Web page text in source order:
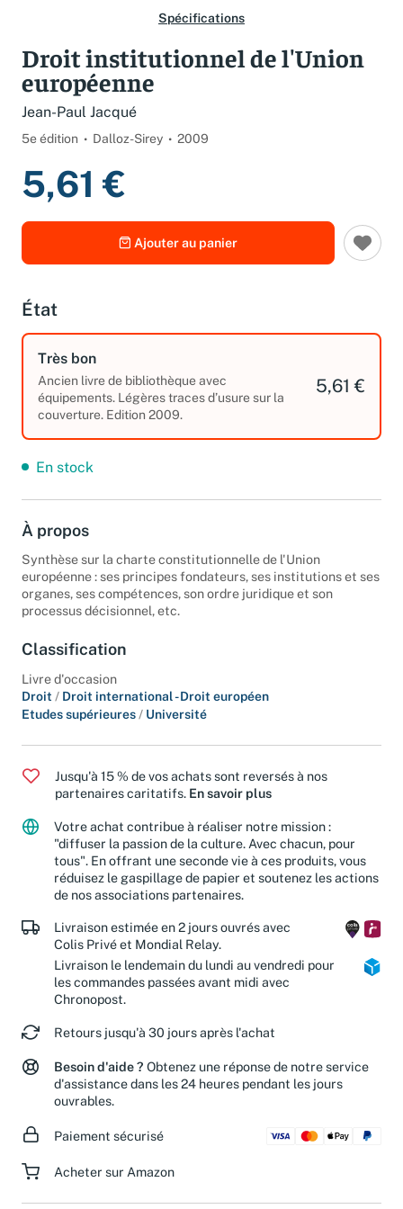
Spécifications
Droit institutionnel de l'Union
européenne
Jean-Paul Jacqué
5e édition Dalloz-Sirey 2009
5,61 €
Ajouter au panier
État
Très bon
Ancien livre de bibliothèque avec
équipements. Légères traces d’usure sur la
couverture. Edition 2009.
5,61 €
En stock
À propos
Synthèse sur la charte constitutionnelle de l'Union
européenne : ses principes fondateurs, ses institutions et ses
organes, ses compétences, son ordre juridique et son
processus décisionnel, etc.
Classification
Livre d'occasion
Droit / Droit international - Droit européen
Etudes supérieures / Université
Jusqu'à 15 % de vos achats sont reversés à nos
partenaires caritatifs. En savoir plus
Votre achat contribue à réaliser notre mission :
"diffuser la passion de la culture. Avec chacun, pour
tous". En offrant une seconde vie à ces produits, vous
réduisez le gaspillage de papier et soutenez les actions
de nos associations partenaires.
Livraison estimée en 2 jours ouvrés avec
Colis Privé et Mondial Relay.
Livraison le lendemain du lundi au vendredi pour
les commandes passées avant midi avec
Chronopost.
Retours jusqu'à 30 jours après l'achat
Besoin d'aide ? Obtenez une réponse de notre service
d'assistance dans les 24 heures pendant les jours
ouvrables.
Paiement sécurisé
Acheter sur Amazon